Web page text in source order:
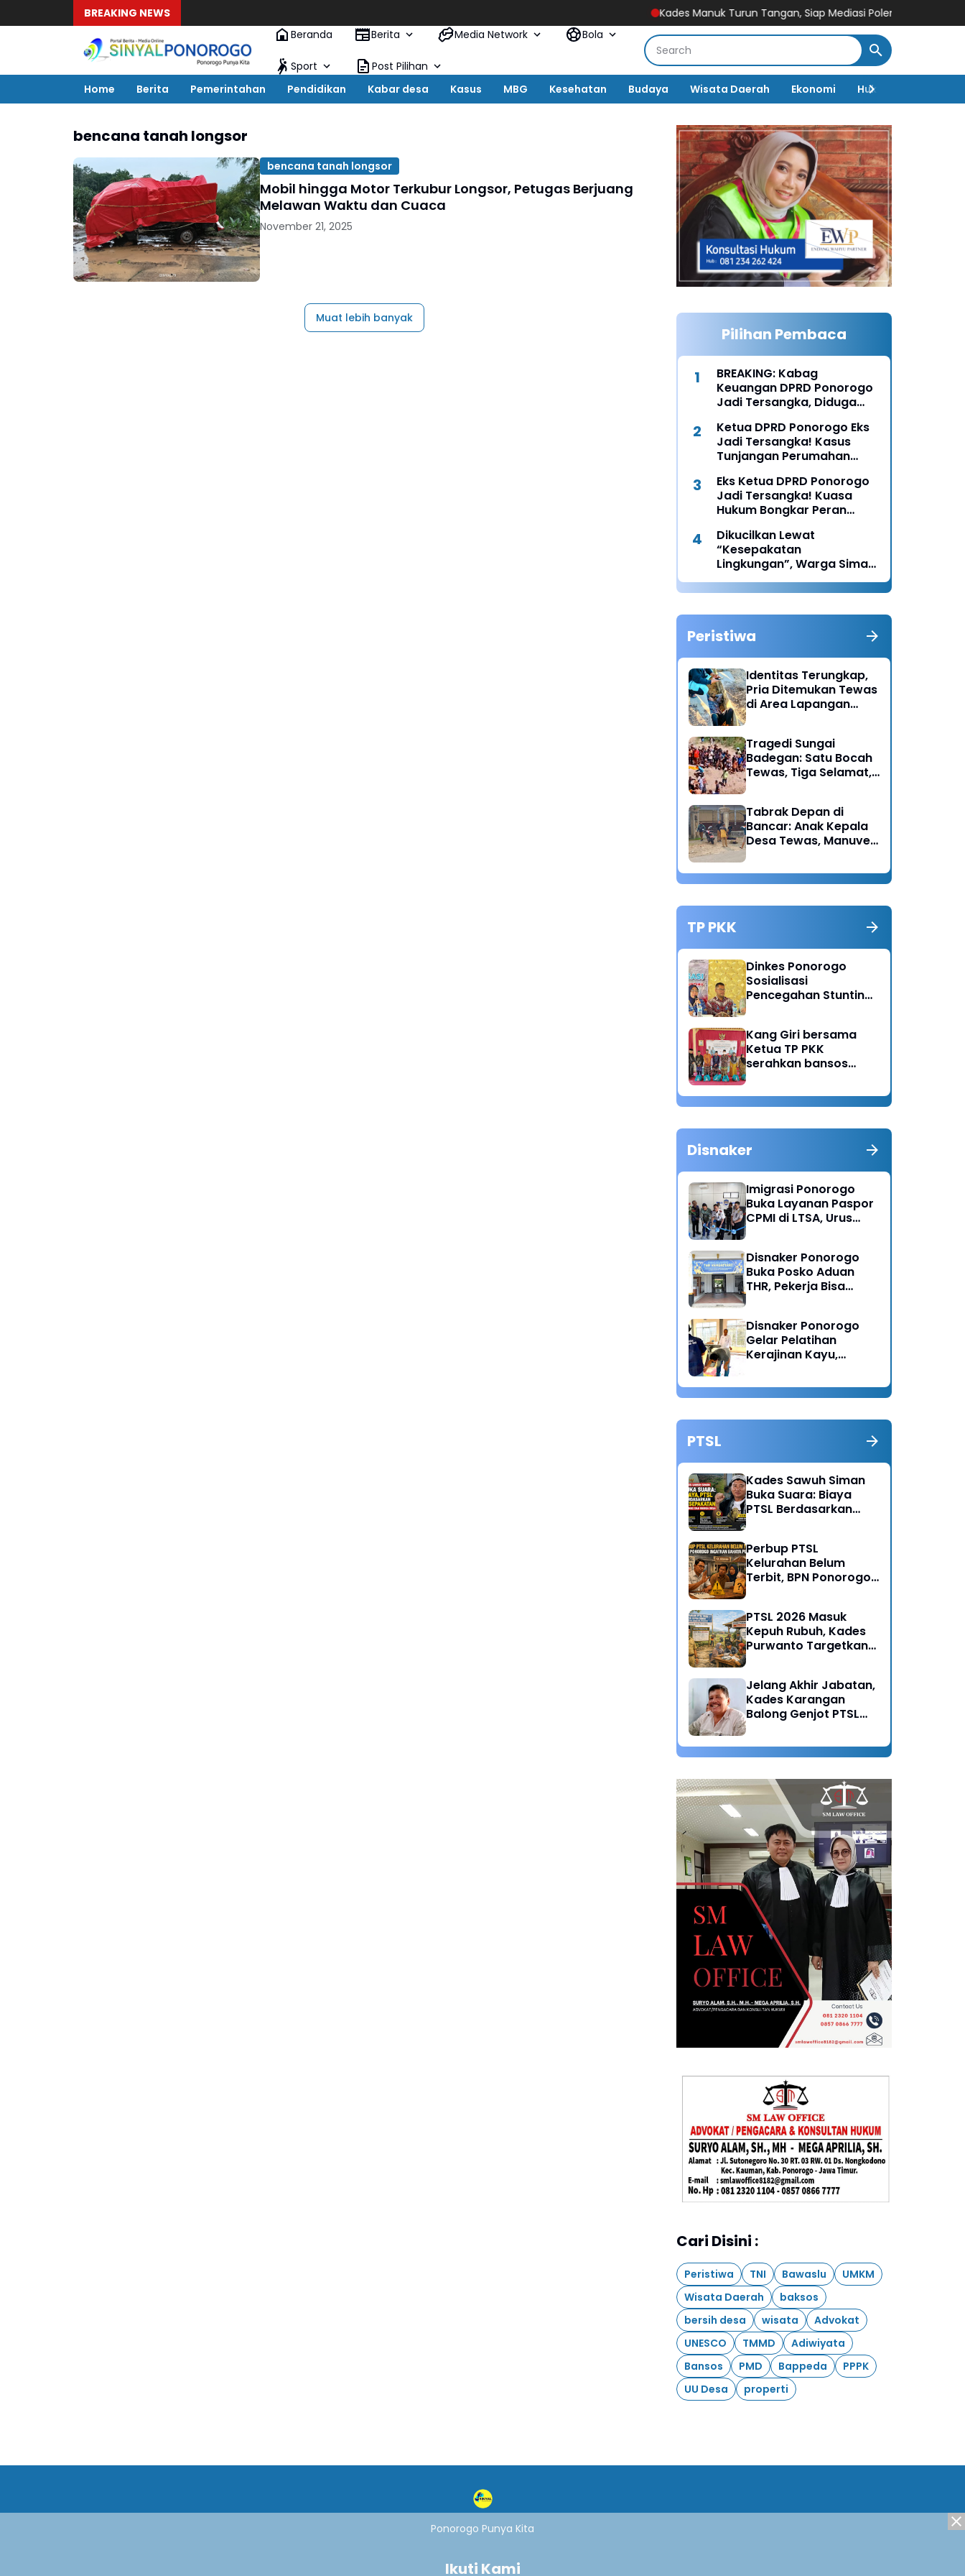
BREAKING NEWS
Kades Manuk Turun Tangan, Siap Mediasi Polemik Pengucilan Warga
Beranda
Berita Media Network Bola
Sport
Post Pilihan
Home
Berita Pemerintahan Pendidikan Kabar desa Kasus MBG Kesehatan Budaya Wisata Daerah Ekonomi Hukum & Kriminal
bencana tanah longsor
bencana tanah longsor
Mobil hingga Motor Terkubur Longsor, Petugas Berjuang
Melawan Waktu dan Cuaca
November 21, 2025
Muat lebih banyak
Pilihan Pembaca
BREAKING: Kabag
Keuangan DPRD Ponorogo
Jadi Tersangka, Diduga
Ketua DPRD Ponorogo Eks
Jadi Tersangka! Kasus
Tunjangan Perumahan
Eks Ketua DPRD Ponorogo
Jadi Tersangka! Kuasa
Hukum Bongkar Peran
Uji Prosesnya”
Dikucilkan Lewat
“Kesepakatan
Lingkungan”, Warga Siman
Lapor Polisi: Diduga Ada
Upaya Pembunuhan
Peristiwa
Identitas Terungkap,
Pria Ditemukan Tewas
di Area Lapangan
Hipertensi
Tragedi Sungai
Badegan: Satu Bocah
Tewas, Tiga Selamat,
Tabrak Depan di
Bancar: Anak Kepala
Desa Tewas, Manuver
Diduga Jadi Pemicu
TP PKK
Dinkes Ponorogo
Sosialisasi
Pencegahan Stunting,
Emas
Kang Giri bersama
Ketua TP PKK
serahkan bansos
Sukorejo Ponorogo
Disnaker
Imigrasi Ponorogo
Buka Layanan Paspor
CPMI di LTSA, Urus
Disnaker Ponorogo
Buka Posko Aduan
THR, Pekerja Bisa
Disnaker Ponorogo
Gelar Pelatihan
Kerajinan Kayu,
Wirausaha Baru
PTSL
Kades Sawuh Siman
Buka Suara: Biaya
PTSL Berdasarkan
Perbup PTSL
Kelurahan Belum
Terbit, BPN Ponorogo
PTSL 2026 Masuk
Kepuh Rubuh, Kades
Purwanto Targetkan
Jelang Akhir Jabatan,
Kades Karangan
Balong Genjot PTSL
Administrasi untuk
Generasi Mendatang
Cari Disini :
Peristiwa TNI Bawaslu
UMKM
Wisata Daerah
baksos
bersih desa
wisata
Advokat
UNESCO
TMMD
Adiwiyata
Bansos
PMD Bappeda
PPPK
UU Desa
properti
Ponorogo Punya Kita
Ikuti Kami